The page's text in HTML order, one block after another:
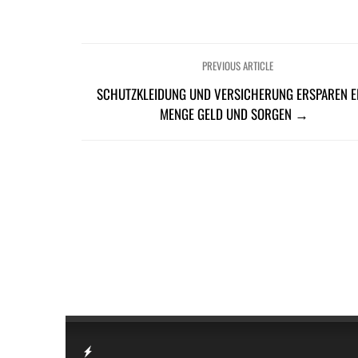
PREVIOUS ARTICLE
SCHUTZKLEIDUNG UND VERSICHERUNG ERSPAREN
MENGE GELD UND SORGEN →